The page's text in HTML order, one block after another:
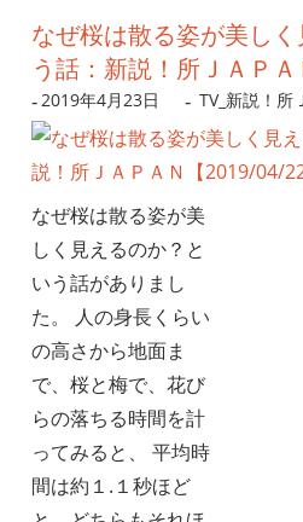
なぜ桜は散る姿が美し
う話：新説！所ＪＡＰＡ
2019年4月23日 nanigoto
TV_新説！所
なぜ桜は散る姿が美
しく見えるのか？と
いう話がありまし
た。 人の身長くらい
の高さから地面ま
で、桜と梅で、花び
らの落ちる時間を計
ってみると、 平均時
間は約１.１秒ほど